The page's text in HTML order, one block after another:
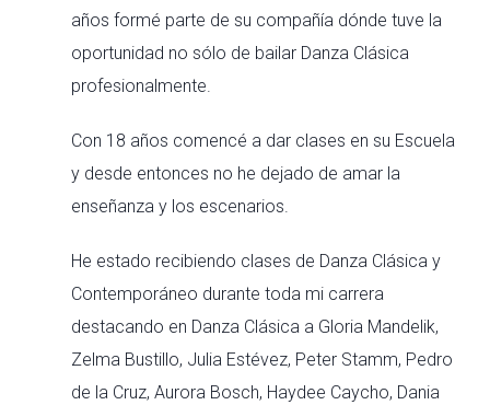
años formé parte de su compañía dónde tuve la
oportunidad no sólo de bailar Danza Clásica
profesionalmente.
Con 18 años comencé a dar clases en su Escuela
y desde entonces no he dejado de amar la
enseñanza y los escenarios.
He estado recibiendo clases de Danza Clásica y
Contemporáneo durante toda mi carrera
destacando en Danza Clásica a Gloria Mandelik,
Zelma Bustillo, Julia Estévez, Peter Stamm, Pedro
de la Cruz, Aurora Bosch, Haydee Caycho, Dania